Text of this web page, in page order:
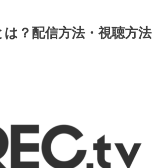
？配信方法・視聴方法